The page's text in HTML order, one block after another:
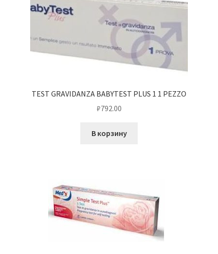
TEST GRAVIDANZA BABYTEST PLUS 1 1 PEZZO
₽792.00
В корзину